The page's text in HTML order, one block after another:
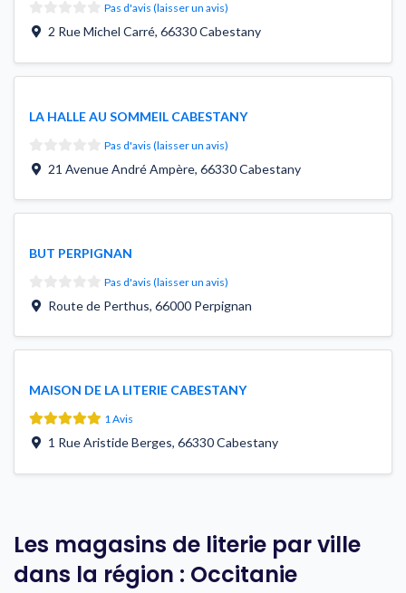
Pas d'avis (laisser un avis)
2 Rue Michel Carré, 66330 Cabestany
LA HALLE AU SOMMEIL CABESTANY
Pas d'avis (laisser un avis)
21 Avenue André Ampère, 66330 Cabestany
BUT PERPIGNAN
Pas d'avis (laisser un avis)
Route de Perthus, 66000 Perpignan
MAISON DE LA LITERIE CABESTANY
1 Avis
1 Rue Aristide Berges, 66330 Cabestany
Les magasins de literie par ville
dans la région : Occitanie